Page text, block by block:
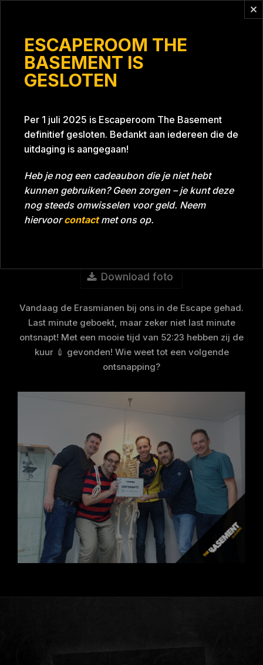
ESCAPEROOM THE
BASEMENT IS
GESLOTEN
Per 1 juli 2025 is Escaperoom The Basement
definitief gesloten. Bedankt aan iedereen die de
uitdaging is aangegaan!
Heb je nog een cadeaubon die je niet hebt
kunnen gebruiken? Geen zorgen – je kunt deze
nog steeds omwisselen voor geld. Neem
hiervoorcontactmet ons op.
Tijd 52:23 Datum 06-11-2021
Room Project Blue 26A8
Download foto
Vandaag de Erasmianen bij ons in de Escape gehad.
Last minute geboekt, maar zeker niet last minute
ontsnapt! Met een mooie tijd van 52:23 hebben zij de
kuur 💉 gevonden! Wie weet tot een volgende
ontsnapping?